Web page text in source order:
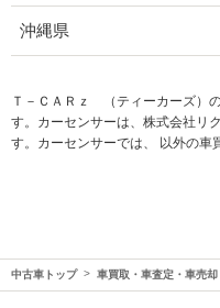
沖縄県
Ｔ－ＣＡＲｚ （ティーカーズ）
す。カーセンサーは、株式会社リ
す。カーセンサーでは、 以外の車
中古車トップ 車買取・車査定・車売却